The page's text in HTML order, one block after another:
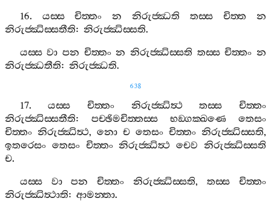
16. යස‍්ස චිත‍්තං න නිරුජ‍්ඣති තස‍්ස චිත‍්ත
න
නිරුජ‍්ඣිස‍්සතීති: නිරුජ‍්ඣිස‍්සති.
යස‍්ස වා පන චිත‍්තං න නිරුජ‍්ඣිස‍්සති තස‍්ස චිත‍්තං න
නිරුජ‍්ඣතීති: නිරුජ‍්ඣති.
638
17.යස‍්ස චිත‍්තං නිරුජ‍්ඣිත්‍ථ තස‍්ස
චිත‍්තං
නිරුජ‍්ඣිස‍්සතීති: පච‍්ඡිමචිත‍්තස‍්ස භඞ‍්ගක‍්ඛණෙ
තෙසං
චිත‍්තං නිරුජ‍්ඣිත්‍ථ, නො ච තෙසං චිත‍්තං නිරුජ‍්ඣිස‍්සති,
ඉතරෙසං තෙසං චිත‍්තං නිරුජ‍්ඣිත්‍ථ චෙව නිරුජ‍්ඣිස‍්සති
ච.
යස‍්ස
වා පන චිත‍්තං නිරුජ‍්ඣිස‍්සති,තස‍්ස
චිත‍්තං
නිරුජ‍්ඣිත්‍ථාති: ආමන‍්තා.